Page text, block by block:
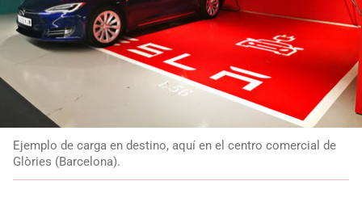
Ejemplo de carga en destino, aquí en el centro comercial de
Glòries (Barcelona).